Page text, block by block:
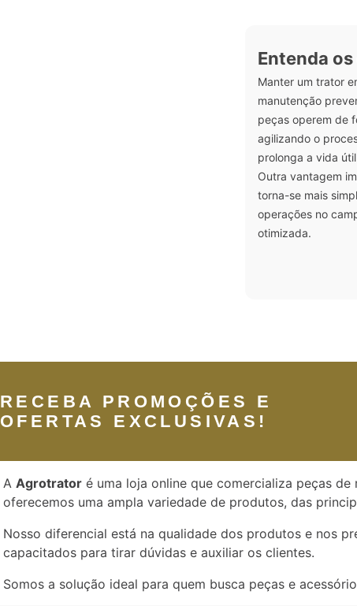
Entenda
Manter um trator
manutenção
peças operem de
agilizando o
prolonga a vida
Outra vantagem
torna-se mais
operações no
otimizada.
RECEBA PROMOÇÕES E
OFERTAS EXCLUSIVAS!
A Agrotrator é uma loja online que comercializa peças
oferecemos uma ampla variedade de produtos, das
Nosso diferencial está na qualidade dos produtos e nos
capacitados para tirar dúvidas e auxiliar os clientes.
Somos a solução ideal para quem busca peças e